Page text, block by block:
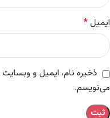
ایمیل*
ذخیره نام، ایمیل و وبسایت
می‌نویسم.